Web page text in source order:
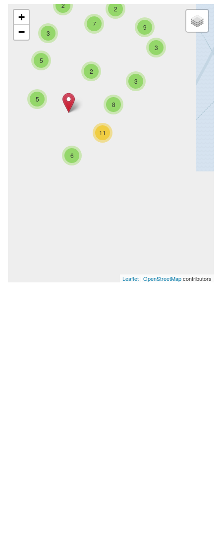
7
5
2
5
3
11
2
3
2
6
9
8
3
+
−
Leaflet | OpenStreetMapcontributors